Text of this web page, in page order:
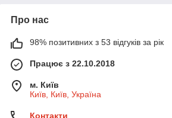
Про нас
98% позитивних з 53 відгуків за рік
Працює з 22.10.2018
м. Київ
Київ, Київ, Україна
Контакти